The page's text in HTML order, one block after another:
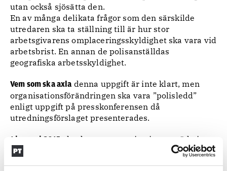
utan också sjösätta den.
En av många delikata frågor som den särskilde
utredaren ska ta ställning till är hur stor
arbetsgivarens omplaceringsskyldighet ska vara vid
arbetsbrist. En annan de polisanställdas
geografiska arbetsskyldighet.
Vem som ska axladenna uppgift är inte klart, men
organisationsförändringen ska vara ”polisledd”
enligt uppgift på presskonferensen då
utredningsförslaget presenterades.
1 januari 2015
ska den nya organisationen träda i
kraft, om allt går planenligt.